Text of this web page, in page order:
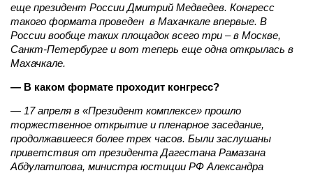
еще президент России Дмитрий Медведев. Конгресс
такого формата проведен в Махачкале впервые. В
России вообще таких площадок всего три – в Москве,
Санкт-Петербурге и вот теперь еще одна открылась в
Махачкале.
— В каком формате проходит конгресс?
— 17 апреля в «Президент комплексе» прошло
торжественное открытие и пленарное заседание,
продолжавшееся более трех часов. Были заслушаны
приветствия от президента Дагестана Рамазана
Абдулатипова, министра юстиции РФ Александра